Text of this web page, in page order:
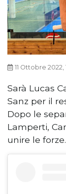
11 Ottobre 2022,
Sarà Lucas
Sanz per il
Dopo le
Lamperti,
unire le forze.